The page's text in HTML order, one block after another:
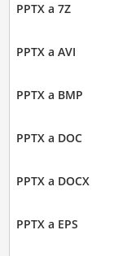
PPTX a 7Z
PPTX a AVI
PPTX a BMP
PPTX a DOC
PPTX a DOCX
PPTX a EPS